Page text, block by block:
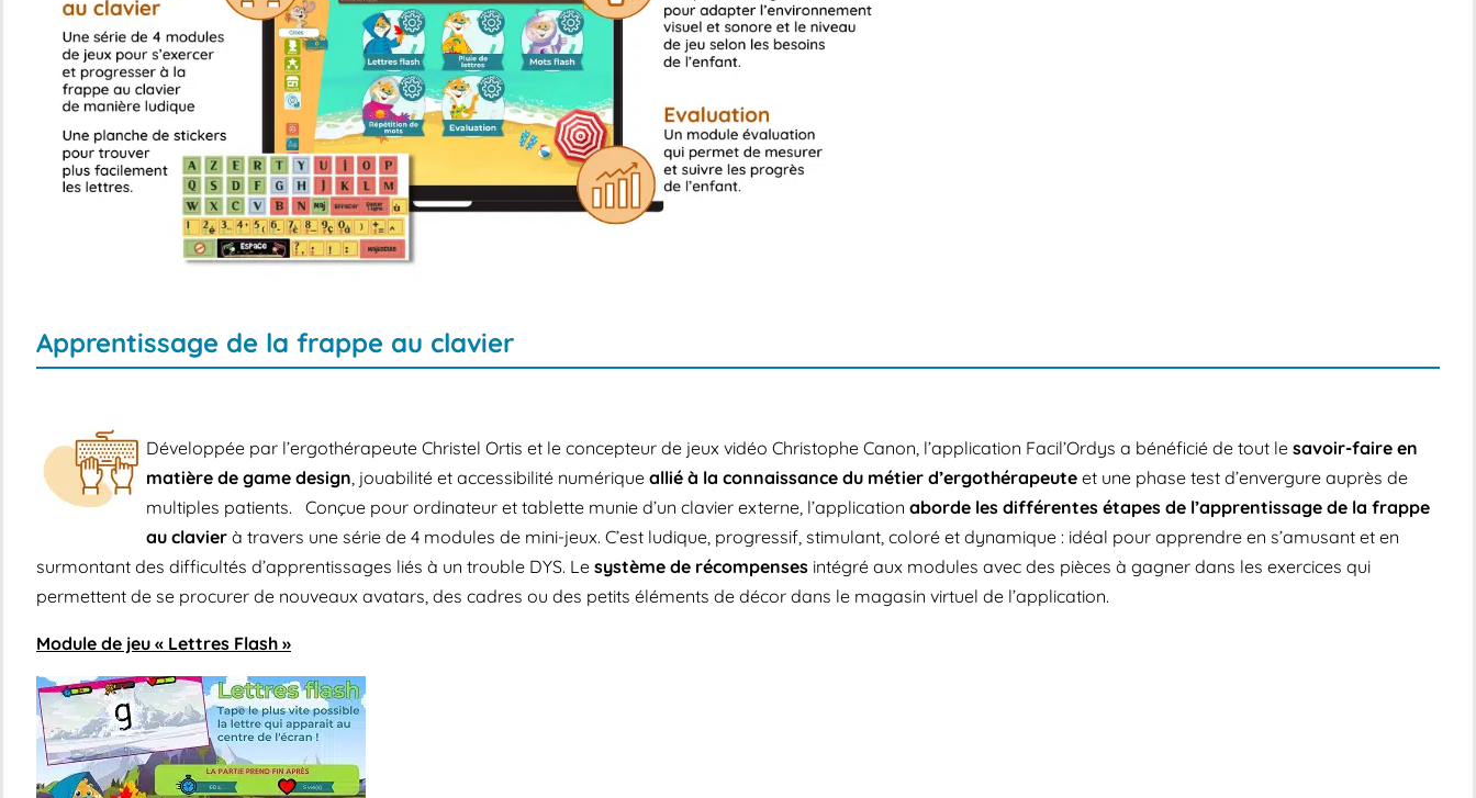
Apprentissage de la frappe au clavier
Développée par l’ergothérapeute Christel Ortis et le concepteur de jeux vidéo Christophe Canon, l’application Facil’Ordys a bénéficié de tout le savoir-faire en
matière de game design, jouabilité et accessibilité numérique allié à la connaissance du métier d’ergothérapeute et une phase test d’envergure auprès de
multiples patients.
Conçue pour ordinateur et tablette munie d’un clavier externe, l’application aborde les différentes étapes de l’apprentissage de la frappe
au clavier à travers une série de 4 modules de mini-jeux. C’est ludique, progressif, stimulant, coloré et dynamique : idéal pour apprendre en s’amusant et en
surmontant des difficultés d’apprentissages liés à un trouble DYS. Le système de récompenses intégré aux modules avec des pièces à gagner dans les exercices qui
permettent de se procurer de nouveaux avatars, des cadres ou des petits éléments de décor dans le magasin virtuel de l’application.
Module de jeu « Lettres Flash »